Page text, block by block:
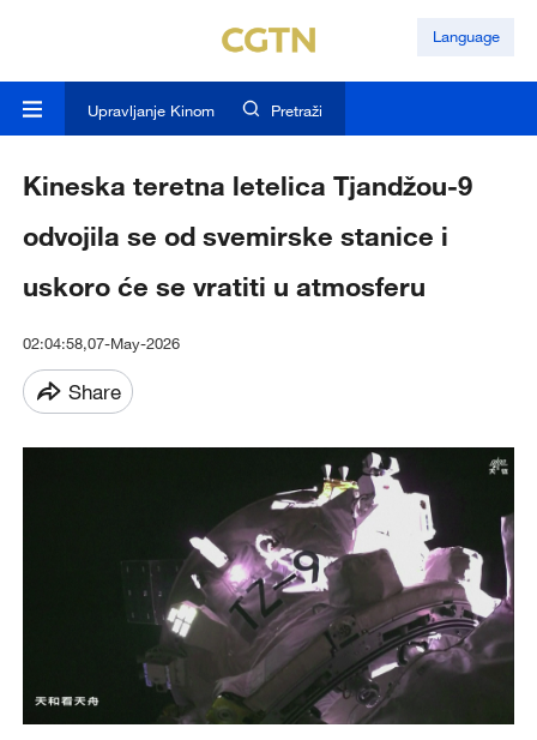
Language
Upravljanje Kinom Pretraži
Kineska teretna letelica Tjandžou-9
odvojila se od svemirske stanice i
uskoro će se vratiti u atmosferu
02:04:58,07-May-2026
Share